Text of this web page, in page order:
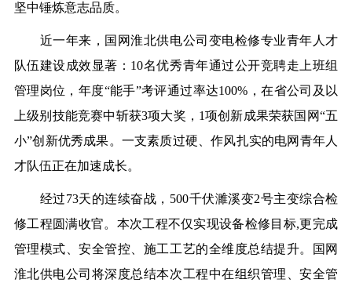
坚中锤炼意志品质。
近一年来，国网淮北供电公司变电检修专业青年人才
队伍建设成效显著：10名优秀青年通过公开竞聘走上班组
管理岗位，年度“能手”考评通过率达100%，在省公司及以
上级别技能竞赛中斩获3项大奖，1项创新成果荣获国网“五
小”创新优秀成果。一支素质过硬、作风扎实的电网青年人
才队伍正在加速成长。
经过73天的连续奋战，500千伏濉溪变2号主变综合检
修工程圆满收官。本次工程不仅实现设备检修目标,更完成
管理模式、安全管控、施工工艺的全维度总结提升。国网
淮北供电公司将深度总结本次工程中在组织管理、安全管